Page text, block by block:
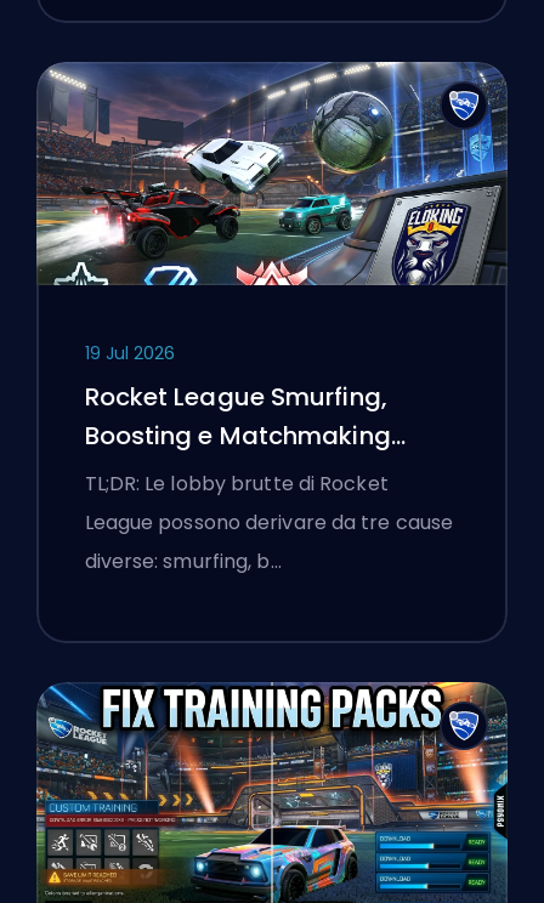
19 Jul 2026
Rocket League Smurfing,
Boosting e Matchmaking
Spiegati
TL;DR: Le lobby brutte di Rocket
League possono derivare da tre cause
diverse: smurfing, b…